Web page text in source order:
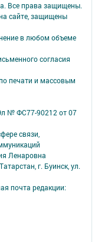
Все права защищены.
сайте, защищены
в любом объеме
согласия
печати и массовым
№ ФС77-90212 от 07
связи,
Ленаровна
г. Буинск, ул.
почта редакции: